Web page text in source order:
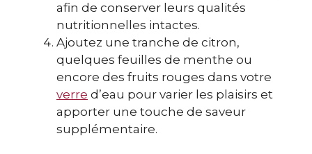
afin de conserver leurs qualités
nutritionnelles intactes.
Ajoutez une tranche de citron,
quelques feuilles de menthe ou
encore des fruits rouges dans votre
verre d’eau pour varier les plaisirs et
apporter une touche de saveur
supplémentaire.